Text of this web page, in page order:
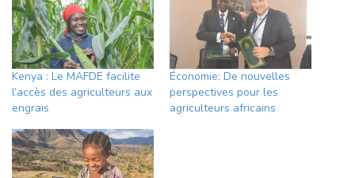
Kenya : Le MAFDE facilite
l’accès des agriculteurs aux
engrais
Économie: De nouvelles
perspectives pour les
agriculteurs africains